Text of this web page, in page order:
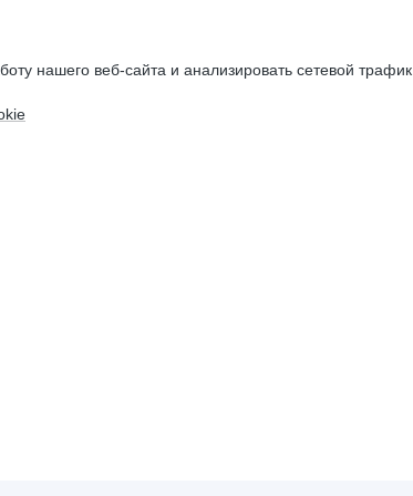
нашего веб-сайта и анализировать сетевой трафик.